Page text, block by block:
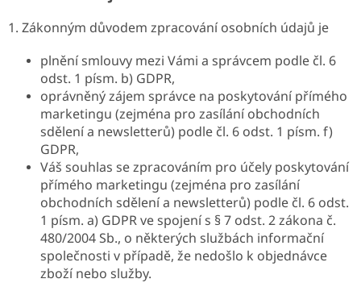
1. Zákonným důvodem zpracování osobních údajů je
plnění smlouvy mezi Vámi a správcem podle čl. 6
odst. 1 písm. b) GDPR,
oprávněný zájem správce na poskytování přímého
marketingu (zejména pro zasílání obchodních
sdělení a newsletterů) podle čl. 6 odst. 1 písm. f)
GDPR,
Váš souhlas se zpracováním pro účely poskytování
přímého marketingu (zejména pro zasílání
obchodních sdělení a newsletterů) podle čl. 6 odst.
1 písm. a) GDPR ve spojení s § 7 odst. 2 zákona č.
480/2004 Sb., o některých službách informační
společnosti v případě, že nedošlo k objednávce
zboží nebo služby.